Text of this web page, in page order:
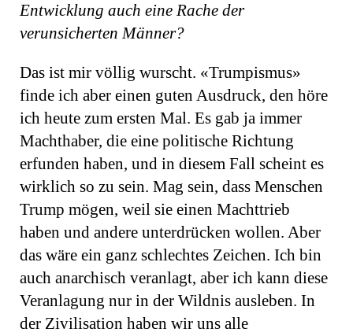
Entwicklung auch eine Rache der
verunsicherten Männer?
Das ist mir völlig wurscht. «Trumpismus»
finde ich aber einen guten Ausdruck, den höre
ich heute zum ersten Mal. Es gab ja immer
Machthaber, die eine politische Richtung
erfunden haben, und in diesem Fall scheint es
wirklich so zu sein. Mag sein, dass Menschen
Trump mögen, weil sie einen Machttrieb
haben und andere unterdrücken wollen. Aber
das wäre ein ganz schlechtes Zeichen. Ich bin
auch anarchisch veranlagt, aber ich kann diese
Veranlagung nur in der Wildnis ausleben. In
der Zivilisation haben wir uns alle